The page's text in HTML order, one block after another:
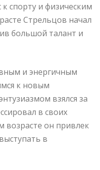
спорту и физическим
Стрельцов начал
большой талант и
и энергичным
к новым
взялся за
в своих
возрасте он привлек
в